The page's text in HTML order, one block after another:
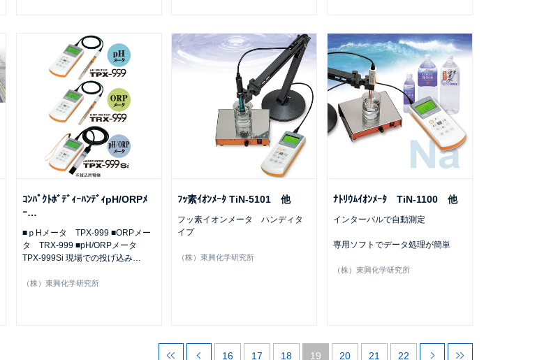
ｺﾝﾊﾟｸﾄﾎﾞﾃﾞｨｰﾊﾝﾃﾞｨpH/ORPﾒ
ｰ…
■ｐHメータ TPX-999 ■ORPメー
タ TRX-999 ■pH/ORPメータ
TPX-999Si 現場での投げ込み…
（株）東興化学研究所
ﾌｯ素ｲｵﾝﾒｰﾀ TiN-5101 他
フッ素イオンメータ ハンディタ
イプ
（株）東興化学研究所
ﾅﾄﾘｳﾑｲｵﾝﾒｰﾀ TiN-1100 他
インターバルで自動測定
専用ソフトでデータ処理が簡単
（株）東興化学研究所
16 17 18 19 20 21 22